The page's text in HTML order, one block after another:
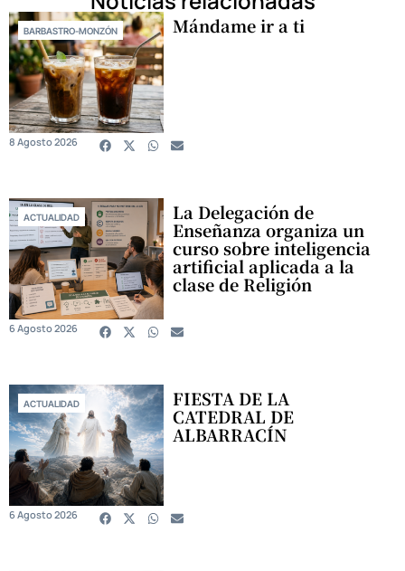
BARBASTRO-MONZÓN Mándame ir a ti
8 Agosto 2026
ACTUALIDAD La Delegación de
Enseñanza organiza un
curso sobre inteligencia
artificial aplicada a la
clase de Religión
6 Agosto 2026
ACTUALIDAD FIESTA DE LA
CATEDRAL DE
ALBARRACÍN
6 Agosto 2026